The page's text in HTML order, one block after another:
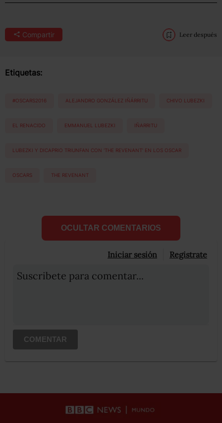
Compartir Leer después
Etiquetas:
#OSCARS2016 ALEJANDRO GONZÁLEZ IÑÁRRITU CHIVO LUBEZKI
EL RENACIDO EMMANUEL LUBEZKI IÑARRITU
LUBEZKI Y DICAPRIO TRIUNFAN CON 'THE REVENANT' EN LOS OSCAR
OSCARS THE REVENANT
OCULTAR COMENTARIOS
Iniciar sesión Registrate
Suscribete para comentar...
COMENTAR